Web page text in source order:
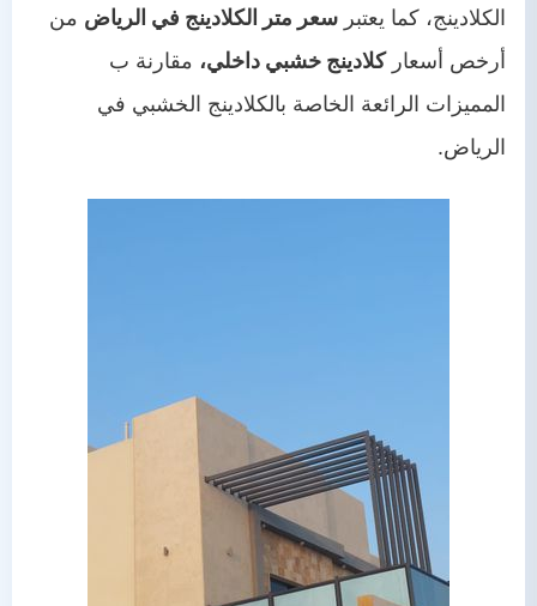
الكلادينج، كما يعتبر سعر متر الكلادينج في الرياض من
أرخص أسعاركلادينج خشبي داخلي، مقارنة ب
المميزات الرائعة الخاصة بالكلادينج الخشبي في
الرياض.